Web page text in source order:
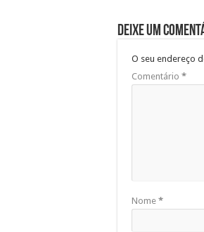
Deixe um
O seu endereço
Comentário *
Nome *